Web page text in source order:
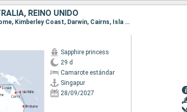
REINO UNIDO
Itinerario : Singapur, Kuala Lumpur, Penang, Phuket, Bali, Perth, Broome, Kimberley Coast, Darwin, Cairns, Isla Willis, Brisbane, Sidney
Sapphire princess
29 d
Camarote estándar
Singapur
28/09/2027